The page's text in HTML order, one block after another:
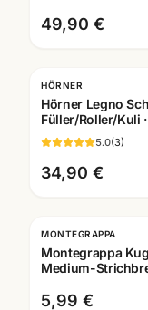
49,90 €
Gravur
HÖRNER
Hörner Legno
Füller/Roller/Kuli
5.0(3)
34,90 €
Gravur
MONTEGRAPPA
Montegrappa
Medium-
5,99 €